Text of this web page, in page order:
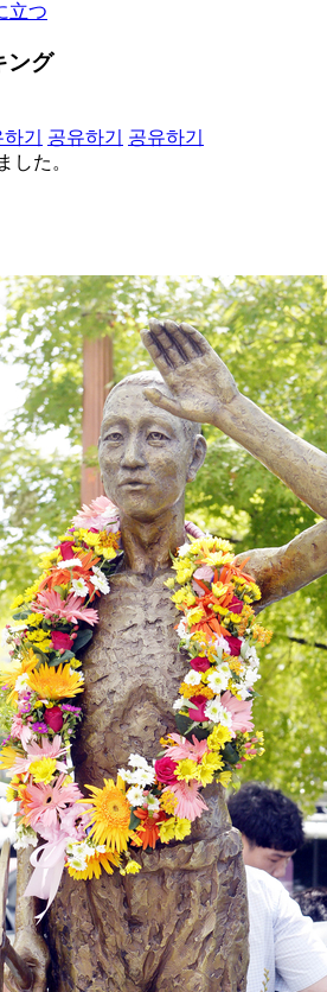
立つ
ング
기 공유하기
공유하기
した。